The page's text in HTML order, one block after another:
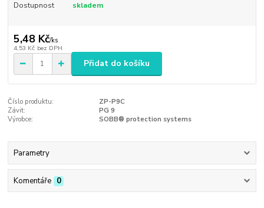
Dostupnost skladem
5,48 Kč/ks
4,53 Kč bez DPH
Přidat do košíku
Číslo produktu:
ZP-P9C
Závit:
PG 9
Výrobce:
SOBB® protection systems
Parametry
Komentáře 0